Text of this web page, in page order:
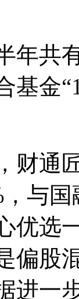
年共
基金
财通
，与
优选
偏股
进一